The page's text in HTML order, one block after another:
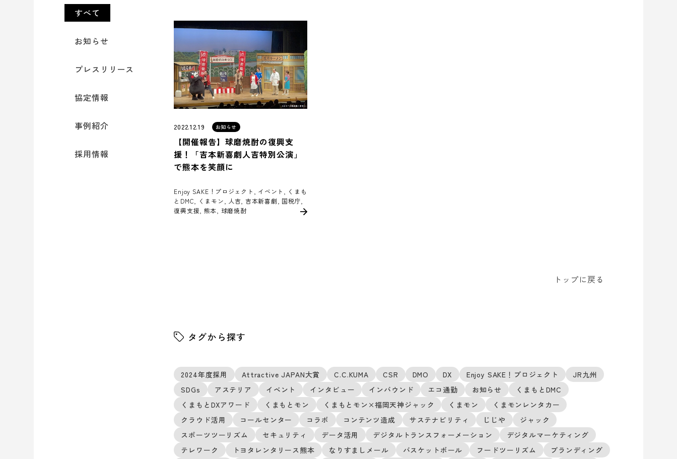
すべて
お知らせ
プレスリリース
協定情報
事例紹介
採用情報
2022.12.19 お知らせ
【開催報告】球磨焼酎の復興支
援！「吉本新喜劇人吉特別公演」
で熊本を笑顔に
Enjoy SAKE！プロジェクト, イベント, くまも
とDMC, くまモン, 人吉, 吉本新喜劇, 国税庁,
復興支援, 熊本, 球磨焼酎
トップに戻る
タグから探す
2024年度採用 Attractive JAPAN大賞 C.C.KUMA CSR DMO DX Enjoy SAKE！プロジェクト
JR九州
SDGs
アステリア イベント インタビュー インバウンド エコ通勤 お知らせ
くまもとDMC
くまもとDXアワード
くまもとモン くまもとモン×福岡天神ジャック くまモン
くまモンレンタカー
クラウド活用
コールセンター コラボ コンテンツ造成 サステナビリティ じじや
ジャック
スポーツツーリズム
セキュリティ データ活用 デジタルトランスフォーメーション
デジタルマーケティング
テレワーク
トヨタレンタリース熊本 なりすましメール バスケットボール フードツーリズム
ブランディング